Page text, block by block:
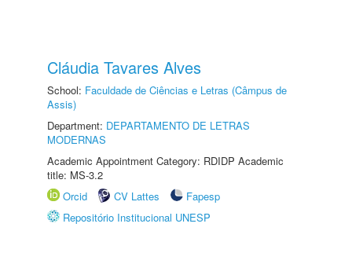
Cláudia Tavares Alves
School: Faculdade de Ciências e Letras (Câmpus de
Assis)
Department: DEPARTAMENTO DE LETRAS
MODERNAS
Academic Appointment Category: RDIDP Academic
title: MS-3.2
Orcid
CV Lattes
Fapesp
Repositório Institucional UNESP